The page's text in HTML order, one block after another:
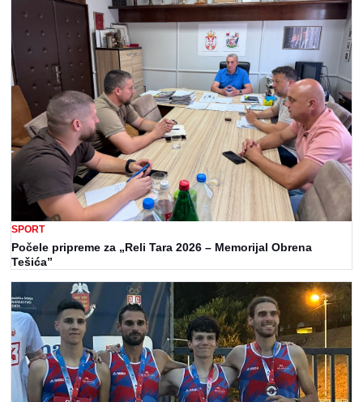
SPORT
Počele pripreme za „Reli Tara 2026 – Memorijal Obrena
Tešića”